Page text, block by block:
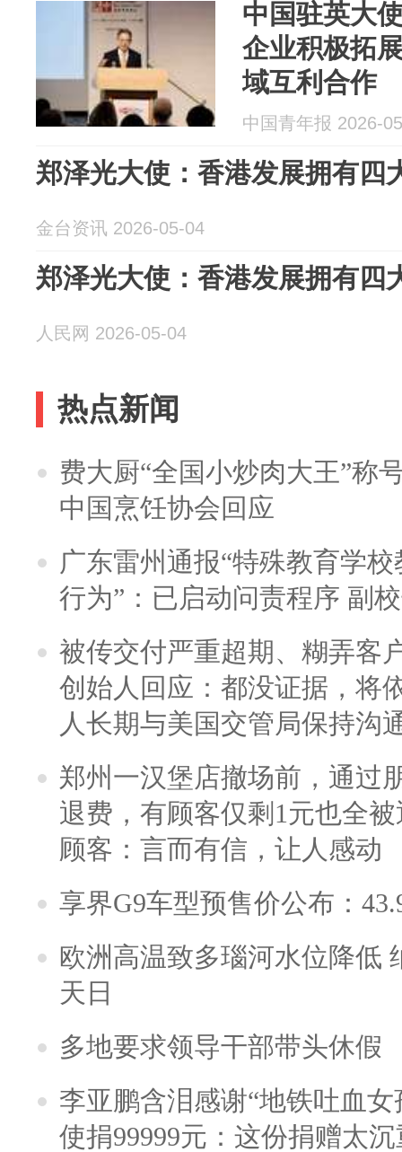
中国驻英大
企业积极拓
域互利合作
中国青年报 2026-
郑泽光大使：香港发展拥有四
金台资讯 2026-05-04
郑泽光大使：香港发展拥有四
人民网 2026-05-04
热点新闻
费大厨“全国小炒肉大王”称
中国烹饪协会回应
广东雷州通报“特殊教育学
行为”：已启动问责程序 副
被传交付严重超期、糊弄客
创始人回应：都没证据，将
人长期与美国交管局保持沟
郑州一汉堡店撤场前，通过
退费，有顾客仅剩1元也全
顾客：言而有信，让人感动
享界G9车型预售价公布：
欧洲高温致多瑙河水位降低
天日
多地要求领导干部带头休假
李亚鹏含泪感谢“地铁吐血
使捐99999元：这份捐赠太